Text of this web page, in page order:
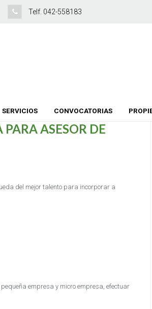
Telf. 042-558183
SERVICIOS CONVOCATORIAS
ASESOR DE
del mejor talento para incorporar a
empresa y micro empresa, efectuar